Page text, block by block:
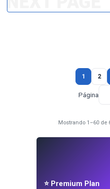
1 2
Página
Mostrando 1–60 de
⭐ Premium Plan